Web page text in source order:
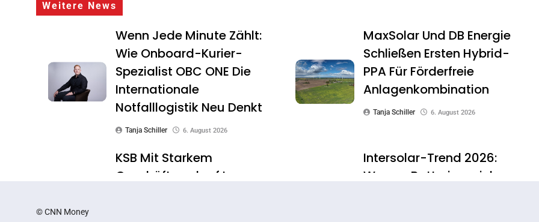
Weitere News
Wenn Jede Minute Zählt:
Wie Onboard-Kurier-
Spezialist OBC ONE Die
Internationale
Notfalllogistik Neu Denkt
Tanja Schiller 6. August 2026
MaxSolar Und DB Energie
Schließen Ersten Hybrid-
PPA Für Förderfreie
Anlagenkombination
Tanja Schiller 6. August 2026
KSB Mit Starkem
Geschäftsverlauf Im
Intersolar-Trend 2026:
Warum Batteriespeicher
© CNN Money